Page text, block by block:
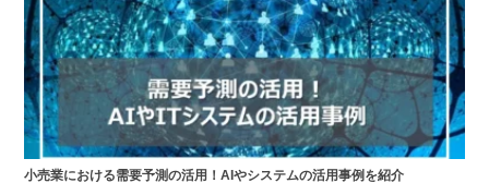
小売業における需要予測の活用！AIやシステムの活用事例を紹介